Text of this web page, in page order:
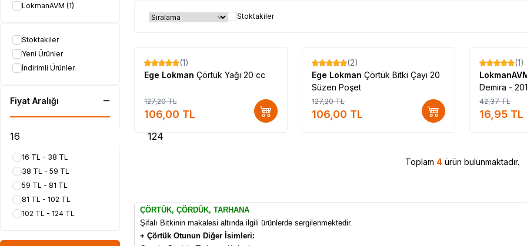
LokmanAVM (1)
Stoktakiler
Yeni Ürünler
İndirimli Ürünler
Fiyat Aralığı
16 TL - 38 TL
38 TL - 59 TL
59 TL - 81 TL
81 TL - 102 TL
102 TL - 124 TL
Stoktakiler
%17
(1)
Ege Lokman Çörtük Yağı 20 cc
127,20TL
106,00 TL
%17
(2)
Ege Lokman Çörtük Bitki Çayı 20
Süzen Poşet
127,20TL
106,00 TL
%60
(1)
Demira -
42,37TL
16,95 TL
Toplam 4 ürün bulunmaktadır.
ÇÖRTÜK, ÇÖRDÜK, TARHANA
Şifalı Bitkinin makalesi altında ilgili ürünlerde sergilenmektedir.
+ Çörtük Otunun Diğer İsimleri: